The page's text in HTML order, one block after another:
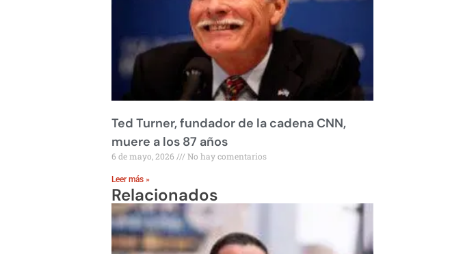
Ted Turner, fundador de la cadena CNN,
muere a los 87 años
6 de mayo, 2026 No hay comentarios
Leer más »
Relacionados